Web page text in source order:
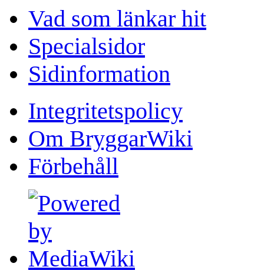
Vad som länkar hit
Specialsidor
Sidinformation
Integritetspolicy
Om BryggarWiki
Förbehåll